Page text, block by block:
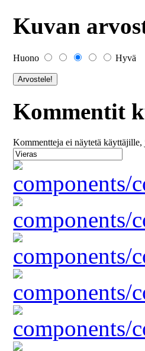
Kuvan
Huono Hyvä
Kommentit
Kommentteja ei näytetä